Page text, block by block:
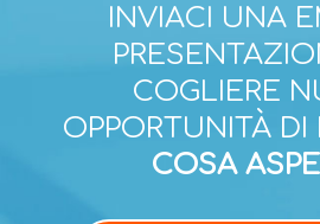
INVIACI UNA
COGLIERE
OPPORTUNITÀ DI
COSA